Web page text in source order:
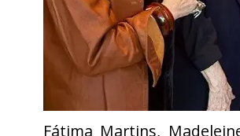
Fátima Martins,